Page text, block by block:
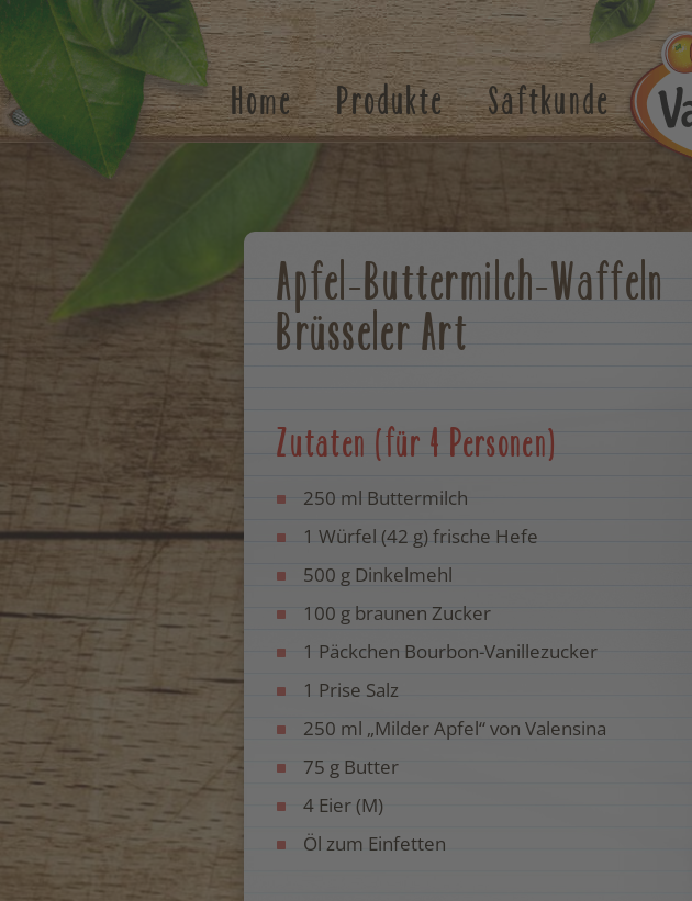
Home Produkte Saftkunde
Suchen
Apfel-Buttermilch-Waffeln
Brüsseler Art
Zutaten (für 4 Personen)
250 ml Buttermilch
1 Würfel (42 g) frische Hefe
500 g Dinkelmehl
100 g braunen Zucker
1 Päckchen Bourbon-Vanillezucker
1 Prise Salz
250 ml „Milder Apfel“ von Valensina
75 g Butter
4 Eier (M)
Öl zum Einfetten